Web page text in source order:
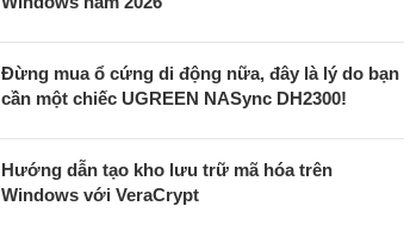
Đừng mua ổ cứng di động nữa, đây là lý do bạn
cần một chiếc UGREEN NASync DH2300!
Hướng dẫn tạo kho lưu trữ mã hóa trên
Windows với VeraCrypt